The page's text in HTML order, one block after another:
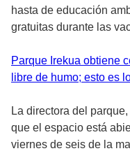
hasta de educación
gratuitas durante las
Parque Irekua obtiene
libre de humo; esto es
La directora del parque,
que el espacio está
viernes de seis de la